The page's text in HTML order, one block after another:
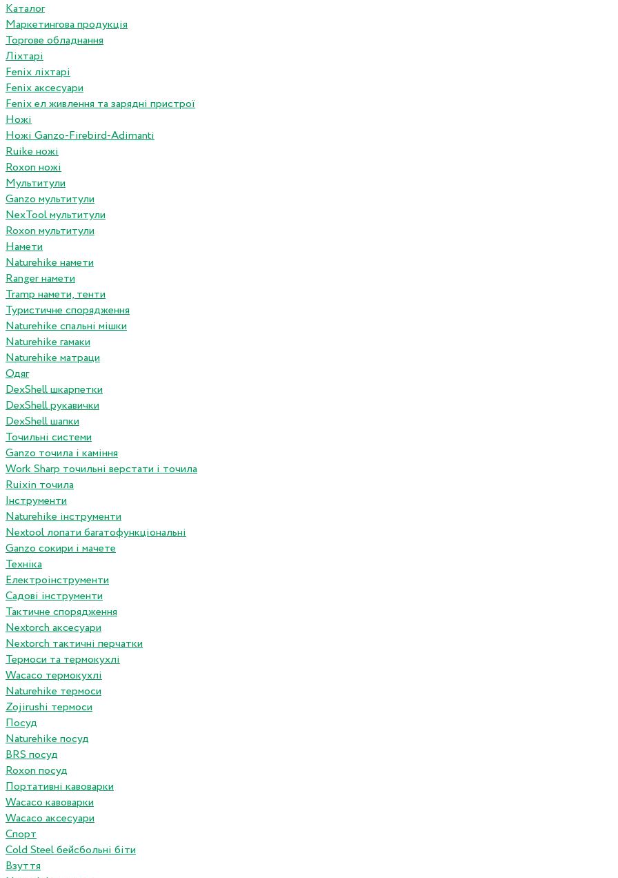
Каталог
Маркетингова продукція
Торгове обладнання
Ліхтарі
Fenix ліхтарі
Fenix аксесуари
Fenix ел живлення та зарядні пристрої
Ножі
Ножі Ganzo-Firebird-Adimanti
Ruike ножі
Roxon ножi
Мультитули
Ganzo мультитули
NexTool мультитули
Roxon мультитули
Намети
Naturehike намети
Ranger намети
Tramp намети, тенти
Туристичне спорядження
Naturehike спальні мішки
Naturehike гамаки
Naturehike матраци
Одяг
DexShell шкарпетки
DexShell рукавички
DexShell шапки
Точильні системи
Ganzo точила і каміння
Work Sharp точильні верстати і точила
Ruixin точила
Інструменти
Naturehike інструменти
Nextool лопати багатофункціональні
Ganzo сокири і мачете
Техніка
Електроінструменти
Садові інструменти
Тактичне спорядження
Nextorch аксесуари
Nextorch тактичні перчатки
Термоси та термокухлі
Wacaco термокухлі
Naturehike термоси
Zojirushi термоси
Посуд
Naturehike посуд
BRS посуд
Roxon посуд
Портативні кавоварки
Wacaco кавоварки
Wacaco аксесуари
Спорт
Cold Steel бейсбольні біти
Взуття